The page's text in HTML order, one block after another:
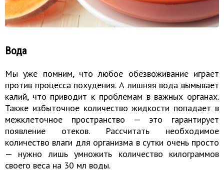
Вода
Мы уже помним, что любое обезвоживание играет
против процесса похудения. А лишняя вода вымывает
калий, что приводит к проблемам в важных органах.
Также избыточное количество жидкости попадает в
межклеточное пространство — это гарантирует
появление отеков. Рассчитать необходимое
количество влаги для организма в сутки очень просто
— нужно лишь умножить количество килограммов
своего веса на 30 мл воды.